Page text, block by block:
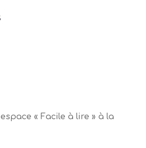
« Facile à lire » à la